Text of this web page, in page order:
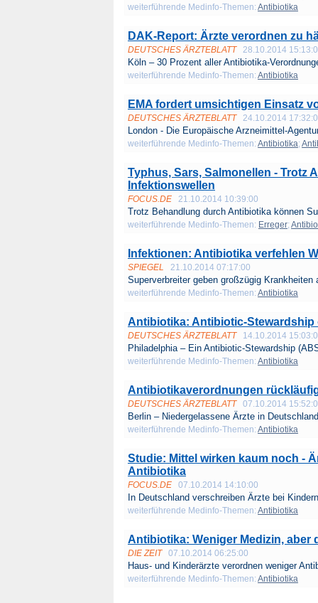
weiterführende Medinfo-Themen: Antibiotika
DAK-Report: Ärzte verordnen zu
DEUTSCHES ÄRZTEBLATT 28.10.2014
Köln – 30 Prozent aller Antibiotika-
weiterführende Medinfo-Themen: Antibiotika
EMA fordert umsichtigen Einsatz
DEUTSCHES ÄRZTEBLATT 24.10.2014
London - Die Europäische Arzneimittel-
weiterführende Medinfo-Themen: Antibiotika;
Typhus, Sars, Salmonellen - Trotz
Infektionswellen
FOCUS.DE 21.10.2014 10:39:00
Trotz Behandlung durch Antibiotika können
weiterführende Medinfo-Themen: Erreger;
Infektionen: Antibiotika verfehlen
SPIEGEL 21.10.2014 07:17:00
Superverbreiter geben großzügig Krankheiten
weiterführende Medinfo-Themen: Antibiotika
Antibiotika: Antibiotic-
DEUTSCHES ÄRZTEBLATT 14.10.2014
Philadelphia – Ein Antibiotic-Stewardship
weiterführende Medinfo-Themen: Antibiotika
Antibiotikaverordnungen
DEUTSCHES ÄRZTEBLATT 07.10.2014
Berlin – Niedergelassene Ärzte in
weiterführende Medinfo-Themen: Antibiotika
Studie: Mittel wirken kaum noch -
Antibiotika
FOCUS.DE 07.10.2014 14:10:00
In Deutschland verschreiben Ärzte bei
weiterführende Medinfo-Themen: Antibiotika
Antibiotika: Weniger Medizin, aber
DIE ZEIT 07.10.2014 06:25:00
Haus- und Kinderärzte verordnen weniger
weiterführende Medinfo-Themen: Antibiotika